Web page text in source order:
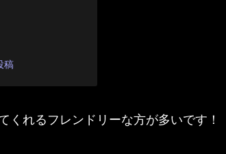
稿
れるフレンドリーな方が多いです！